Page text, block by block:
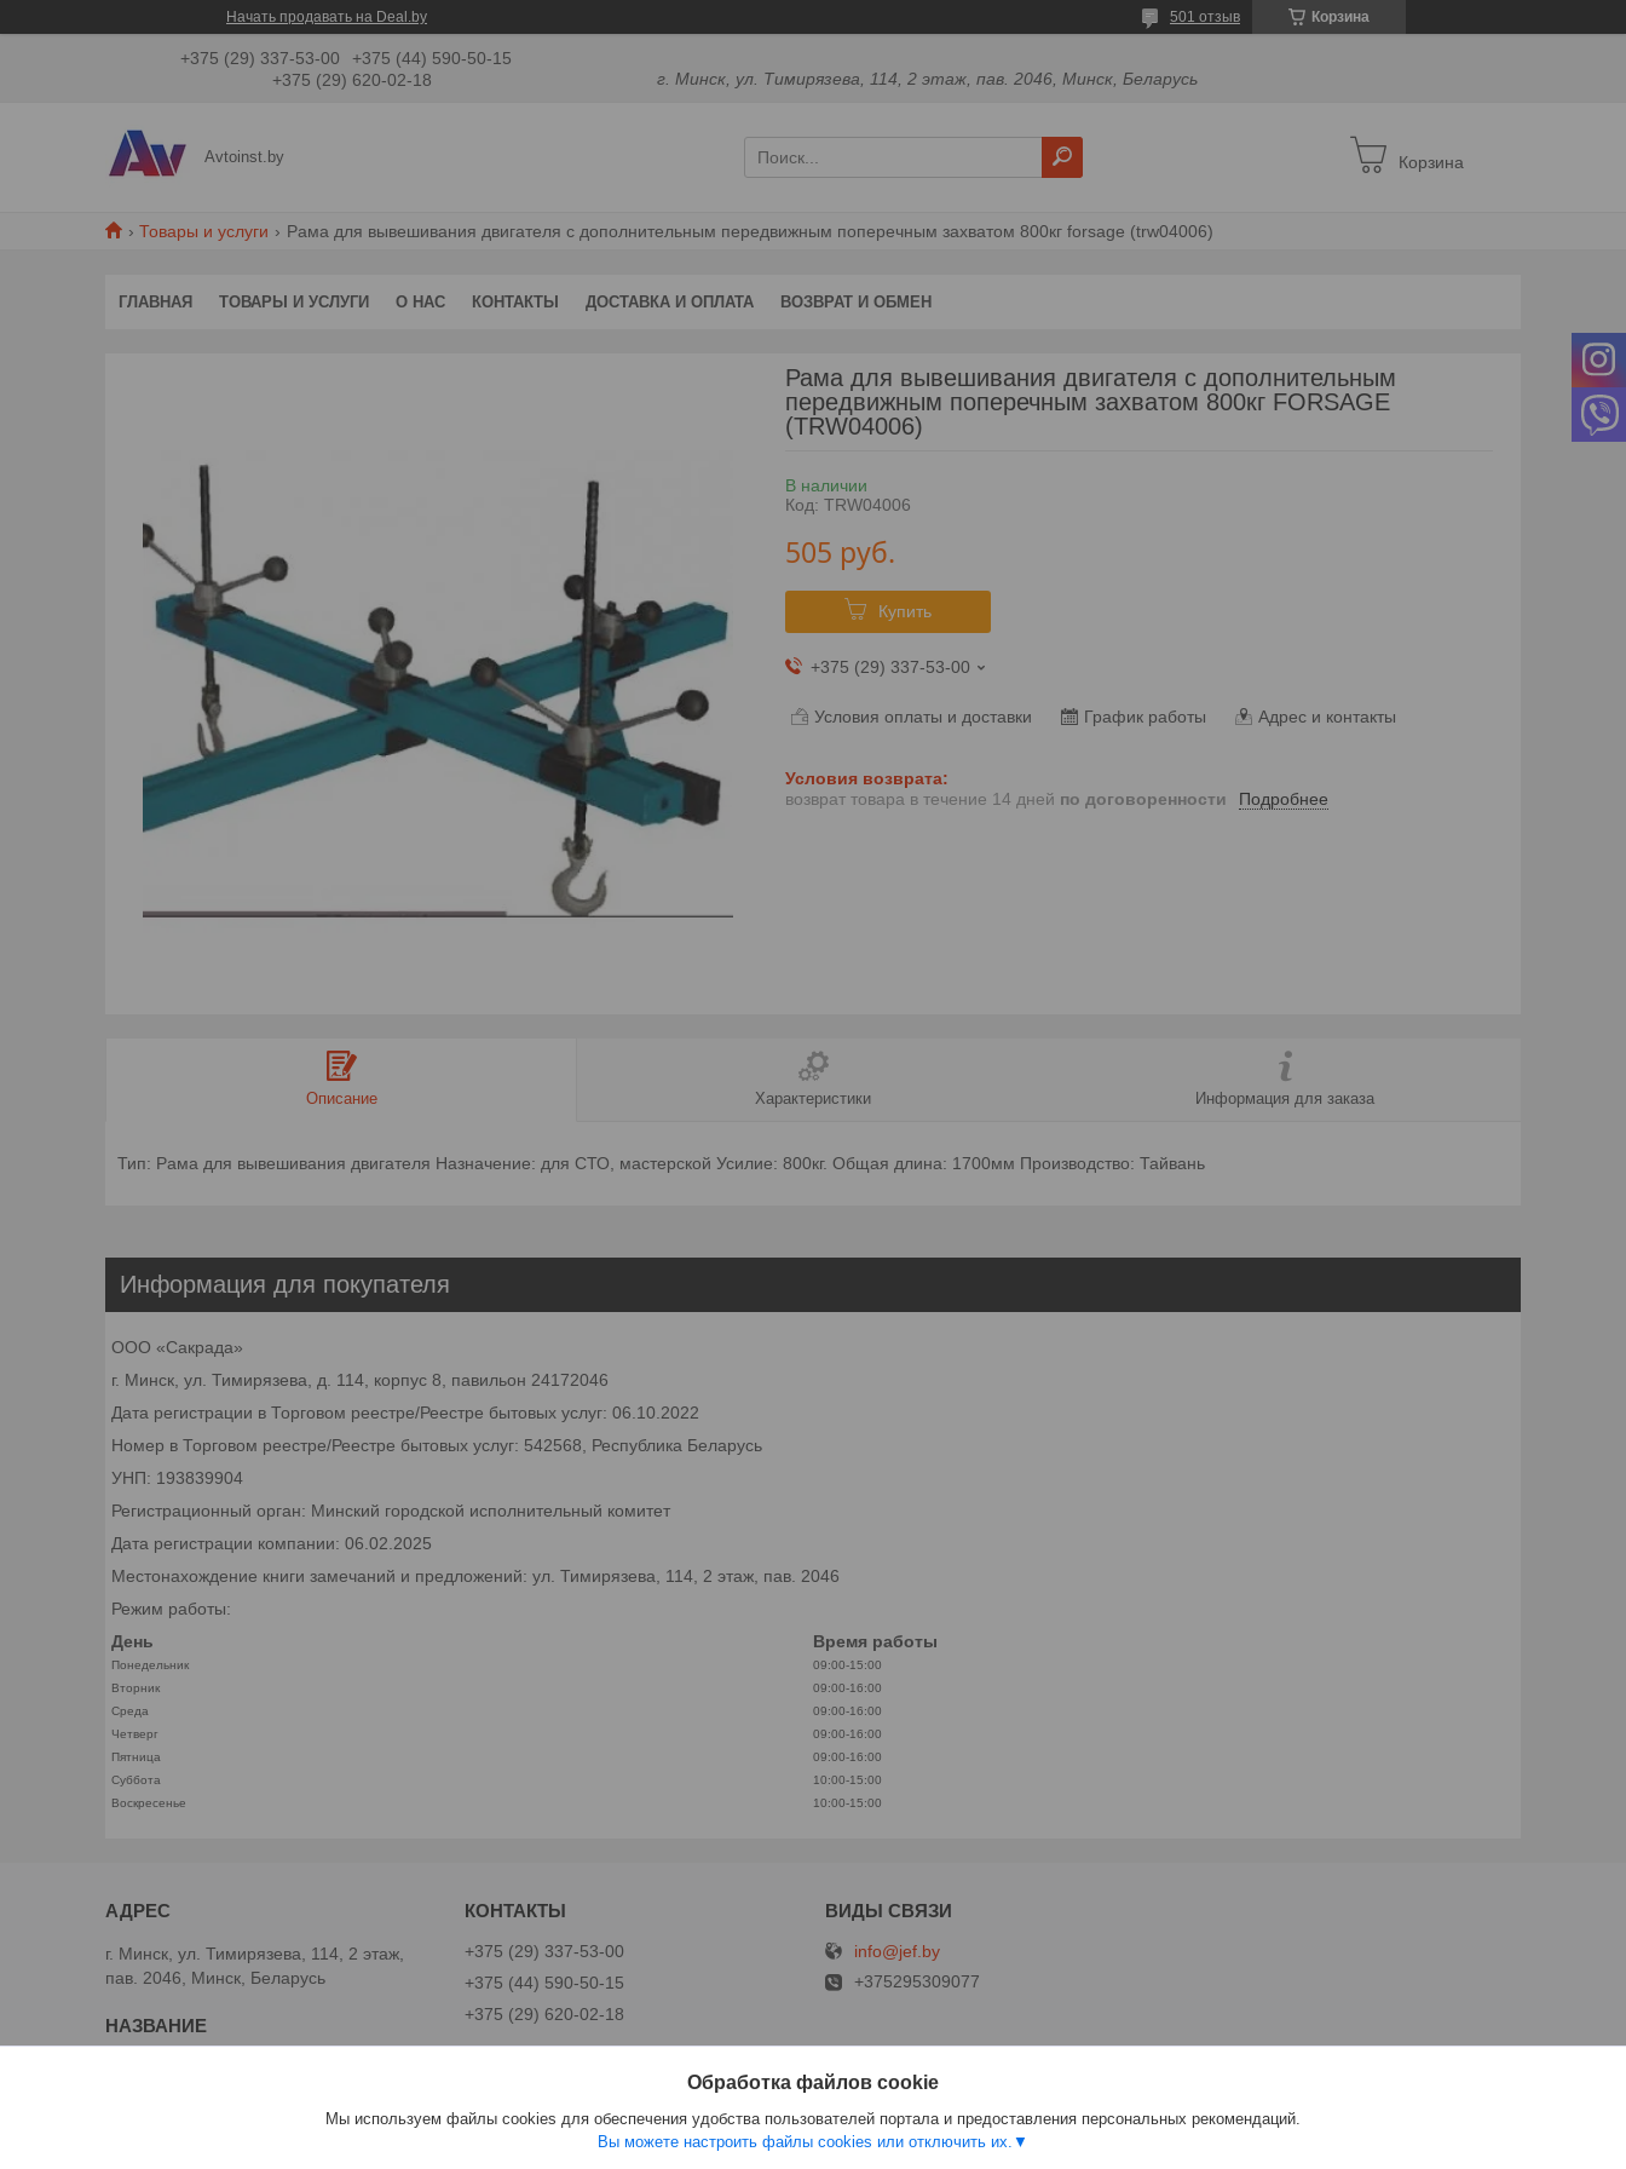
Начать продавать на Deal.by Корзина
501 отзыв
+375 (29) 337-53-00
+375 (44) 590-50-15
+375 (29) 620-02-18
г. Минск, ул. Тимирязева, 114, 2 этаж, пав. 2046, Минск, Беларусь
Avtoinst.by Корзина
Товары и услуги Рама для вывешивания двигателя с дополнительным передвижным поперечным захватом 800кг forsage (trw04006)
ГЛАВНАЯ ТОВАРЫ И УСЛУГИ О НАС КОНТАКТЫ ДОСТАВКА И ОПЛАТА ВОЗВРАТ И ОБМЕН
Рама для вывешивания двигателя с дополнительным
передвижным поперечным захватом 800кг FORSAGE
(TRW04006)
В наличии
Код: TRW04006
505 руб.
Купить
+375 (29) 337-53-00
Условия оплаты и доставки График работы Адрес и контакты
возврат товара в течение 14 дней по договоренности Подробнее
Описание Характеристики Информация для заказа
Тип: Рама для вывешивания двигателя Назначение: для СТО, мастерской Усилие: 800кг. Общая длина: 1700мм Производство: Тайвань
Информация для покупателя
ООО «Сакрада»
г. Минск, ул. Тимирязева, д. 114, корпус 8, павильон 24172046
Дата регистрации в Торговом реестре/Реестре бытовых услуг: 06.10.2022
Номер в Торговом реестре/Реестре бытовых услуг: 542568, Республика Беларусь
УНП: 193839904
Регистрационный орган: Минский городской исполнительный комитет
Дата регистрации компании: 06.02.2025
Местонахождение книги замечаний и предложений: ул. Тимирязева, 114, 2 этаж, пав. 2046
Режим работы:
День
Время работы
Понедельник
09:00-15:00
Вторник
09:00-16:00
Среда
09:00-16:00
Четверг
09:00-16:00
Пятница
09:00-16:00
Суббота
10:00-15:00
Воскресенье
10:00-15:00
г. Минск, ул. Тимирязева, 114, 2 этаж,
пав. 2046, Минск, Беларусь
+375 (29) 337-53-00
+375 (44) 590-50-15
+375 (29) 620-02-18
info@jef.by
+375295309077
Обработка файлов cookie
Мы используем файлы cookies для обеспечения удобства пользователей портала и предоставления персональных рекомендаций.
Вы можете настроить файлы cookies или отключить их.